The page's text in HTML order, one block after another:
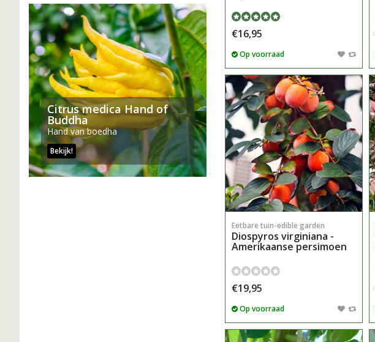
Citrus medica Hand of
Buddha
Hand van boedha
Bekijk!
€16,95
Op voorraad
Eetbare tuin-edible garden
Diospyros virginiana -
Amerikaanse persimoen
€19,95
Op voorraad